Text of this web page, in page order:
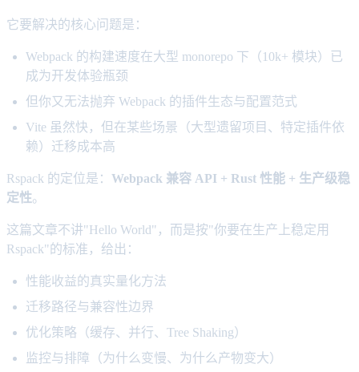
它要解决的核心问题是：
Webpack 的构建速度在大型 monorepo 下（10k+ 模块）已
成为开发体验瓶颈
但你又无法抛弃 Webpack 的插件生态与配置范式
Vite 虽然快，但在某些场景（大型遗留项目、特定插件依
赖）迁移成本高
Rspack 的定位是： Webpack 兼容 API + Rust 性能 + 生产级稳
定性。
这篇文章不讲"Hello World"，而是按"你要在生产上稳定用
Rspack"的标准，给出：
性能收益的真实量化方法
迁移路径与兼容性边界
优化策略（缓存、并行、Tree Shaking）
监控与排障（为什么变慢、为什么产物变大）